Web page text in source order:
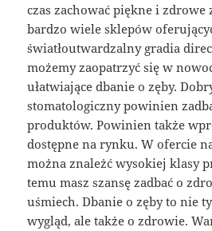
czas zachować piękne i zdrowe
bardzo wiele sklepów
światłoutwardzalny gradia
możemy zaopatrzyć się w
ułatwiające dbanie o zęby.
stomatologiczny powinien
produktów. Powinien także
dostępne na rynku. W ofercie
można znależć wysokiej klasy
temu masz szansę zadbać o
uśmiech. Dbanie o zęby to nie
wygląd, ale także o zdrowie.